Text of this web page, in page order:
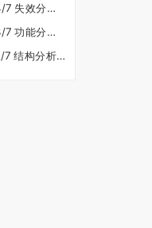
失效分析 -
功能分析 -
7 结构分析 -